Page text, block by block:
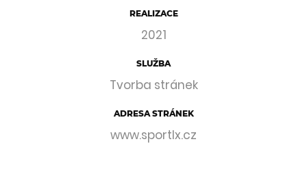
REALIZACE
2021
SLUŽBA
Tvorba stránek
ADRESA STRÁNEK
www.sportlx.cz